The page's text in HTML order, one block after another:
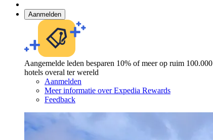
Aanmelden
Aangemelde leden besparen 10% of meer op ruim 100.000
hotels overal ter wereld
Aanmelden
Meer informatie over Expedia Rewards
Feedback